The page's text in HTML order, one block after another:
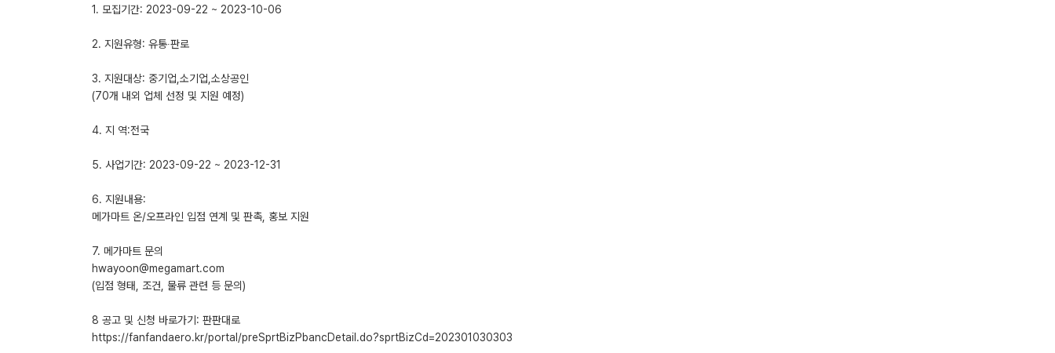
1. 모집기간: 2023-09-22 ~ 2023-10-06
2. 지원유형: 유통∙판로
3. 지원대상: 중기업,소기업,소상공인
(70개 내외 업체 선정 및 지원 예정)
4. 지 역:전국
5. 사업기간: 2023-09-22 ~ 2023-12-31
6. 지원내용:
메가마트 온/오프라인 입점 연계 및 판촉, 홍보 지원
7. 메가마트 문의
hwayoon@megamart.com
(입점 형태, 조건, 물류 관련 등 문의)
8 공고 및 신청 바로가기: 판판대로
https://fanfandaero.kr/portal/preSprtBizPbancDetail.do?sprtBizCd=202301030303